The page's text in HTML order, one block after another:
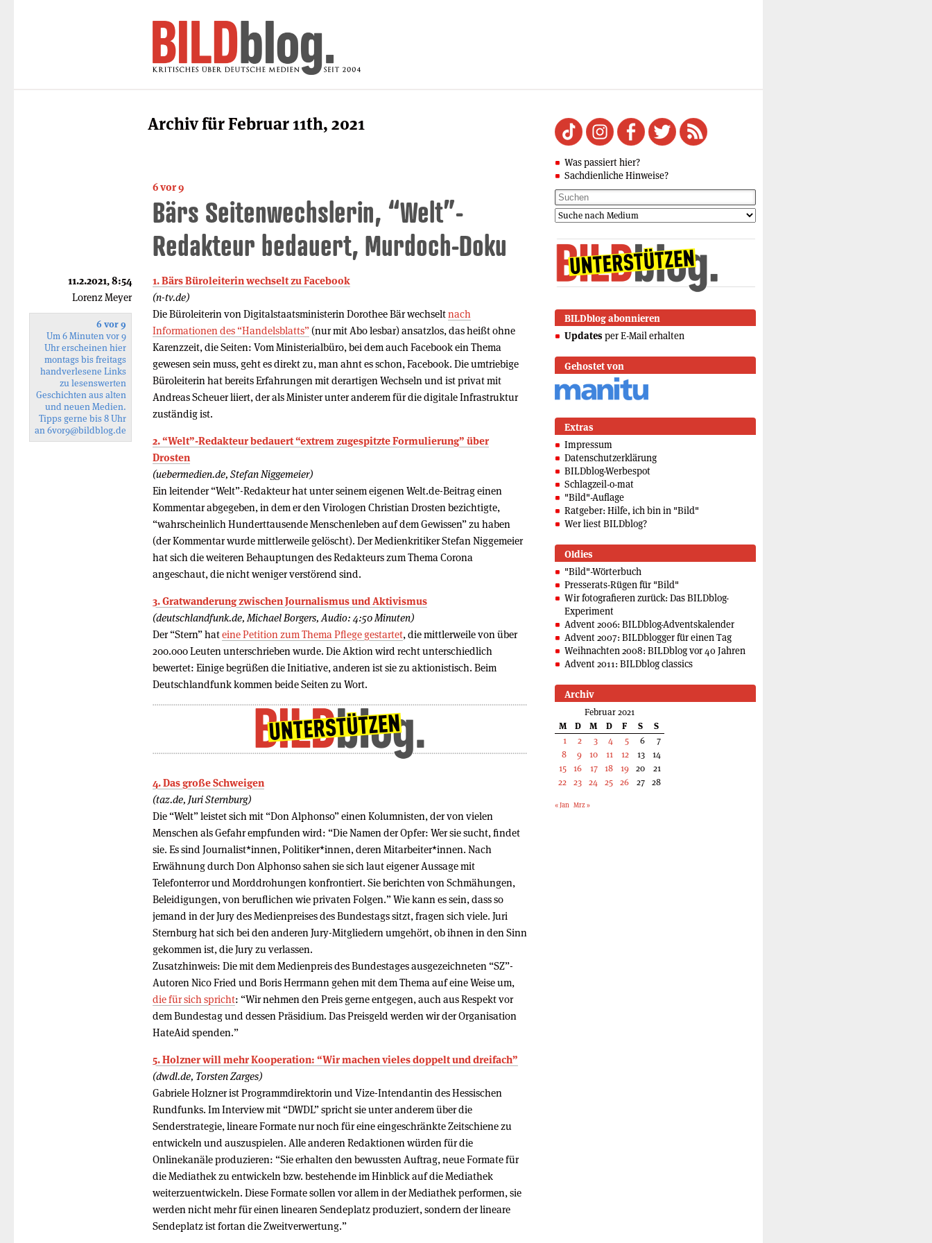
Archiv für Februar 11th, 2021
6 vor 9
Bärs Seitenwechslerin, “Welt”-
Redakteur bedauert, Murdoch-Doku
1. Bärs Büroleiterin wechselt zu Facebook
(n-tv.de)
Die Büroleiterin von Digitalstaatsministerin Dorothee Bär wechseltnach
Informationen des “Handelsblatts” (nur mit Abo lesbar) ansatzlos, das heißt ohne
Karenzzeit, die Seiten: Vom Ministerialbüro, bei dem auch Facebook ein Thema
gewesen sein muss, geht es direkt zu, man ahnt es schon, Facebook. Die umtriebige
Büroleiterin hat bereits Erfahrungen mit derartigen Wechseln und ist privat mit
Andreas Scheuer liiert, der als Minister unter anderem für die digitale Infrastruktur
zuständig ist.
2. “Welt”-Redakteur bedauert “extrem zugespitzte Formulierung” über
Drosten
(uebermedien.de, Stefan Niggemeier)
Ein leitender “Welt”-Redakteur hat unter seinem eigenen Welt.de-Beitrag einen
Kommentar abgegeben, in dem er den Virologen Christian Drosten bezichtigte,
“wahrscheinlich Hunderttausende Menschenleben auf dem Gewissen” zu haben
(der Kommentar wurde mittlerweile gelöscht). Der Medienkritiker Stefan Niggemeier
hat sich die weiteren Behauptungen des Redakteurs zum Thema Corona
angeschaut, die nicht weniger verstörend sind.
3. Gratwanderung zwischen Journalismus und Aktivismus
(deutschlandfunk.de, Michael Borgers, Audio: 4:50 Minuten)
Der “Stern” hateine Petition zum Thema Pflege gestartet, die mittlerweile von über
200.000 Leuten unterschrieben wurde. Die Aktion wird recht unterschiedlich
bewertet: Einige begrüßen die Initiative, anderen ist sie zu aktionistisch. Beim
Deutschlandfunk kommen beide Seiten zu Wort.
4. Das große Schweigen
(taz.de, Juri Sternburg)
Die “Welt” leistet sich mit “Don Alphonso” einen Kolumnisten, der von vielen
Menschen als Gefahr empfunden wird: “Die Namen der Opfer: Wer sie sucht, findet
sie. Es sind Journalist*innen, Politiker*innen, deren Mitarbeiter*innen. Nach
Erwähnung durch Don Alphonso sahen sie sich laut eigener Aussage mit
Telefonterror und Morddrohungen konfrontiert. Sie berichten von Schmähungen,
Beleidigungen, von beruflichen wie privaten Folgen.” Wie kann es sein, dass so
jemand in der Jury des Medienpreises des Bundes­tags sitzt, fragen sich viele. Juri
Sternburg hat sich bei den anderen Jury-Mitgliedern umgehört, ob ihnen in den Sinn
gekommen ist, die Jury zu verlassen.
Zusatzhinweis: Die mit dem Medienpreis des Bundestages ausgezeichneten “SZ”-
Autoren Nico Fried und Boris Herrmann gehen mit dem Thema auf eine Weise um,
die für sich spricht: “Wir nehmen den Preis gerne entgegen, auch aus Respekt vor
dem Bundestag und dessen Präsidium. Das Preisgeld werden wir der Organisation
HateAid spenden.”
5. Holzner will mehr Kooperation: “Wir machen vieles doppelt und dreifach”
(dwdl.de, Torsten Zarges)
Gabriele Holzner ist Programmdirektorin und Vize-Intendantin des Hessischen
Rundfunks. Im Interview mit “DWDL” spricht sie unter anderem über die
Senderstrategie, lineare Formate nur noch für eine eingeschränkte Zeitschiene zu
entwickeln und auszuspielen. Alle anderen Redaktionen würden für die
Onlinekanäle produzieren: “Sie erhalten den bewussten Auftrag, neue Formate für
die Mediathek zu entwickeln bzw. bestehende im Hinblick auf die Mediathek
weiterzuentwickeln. Diese Formate sollen vor allem in der Mediathek performen, sie
werden nicht mehr für einen linearen Sendeplatz produziert, sondern der lineare
Sendeplatz ist fortan die Zweitverwertung.”
11.2.2021, 8:54
Lorenz Meyer
6 vor 9
Um 6 Minuten vor 9
Uhr erscheinen hier
montags bis freitags
handverlesene Links
zu lesenswerten
Geschichten aus alten
und neuen Medien.
Tipps gerne bis 8 Uhr
an6vor9@bildblog.de
Was passiert hier?
Sachdienliche Hinweise?
BILDblog abonnieren
Updates per E-Mail erhalten
Gehostet von
Extras
Impressum
Datenschutzerklärung
BILDblog-Werbespot
Schlagzeil-o-mat
"Bild"-Auflage
Ratgeber: Hilfe, ich bin in "Bild"
Wer liest BILDblog?
Oldies
"Bild"-Wörterbuch
Presserats-Rügen für "Bild"
Wir fotografieren zurück: Das BILDblog-
Experiment
Advent 2006: BILDblog-Adventskalender
Advent 2007: BILDblogger für einen Tag
Weihnachten 2008: BILDblog vor 40 Jahren
Advent 2011: BILDblog classics
Archiv
Februar 2021
M
D M D F S
S
1
2 3 4 5 6
7
8
9 10 11 12 13
14
15 16 17 18 19 20
21
22 23 24 25 26 27 28
« Jan Mrz »